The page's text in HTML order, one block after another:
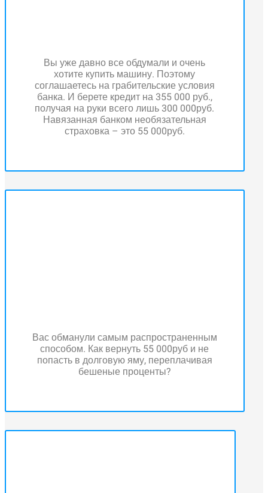
Вы уже давно все обдумали и очень
хотите купить машину. Поэтому
соглашаетесь на грабительские условия
банка. И берете кредит на 355 000 руб.,
получая на руки всего лишь 300 000руб.
Навязанная банком необязательная
страховка – это 55 000руб.
Вас обманули самым распространенным
способом. Как вернуть 55 000руб и не
попасть в долговую яму, переплачивая
бешеные проценты?